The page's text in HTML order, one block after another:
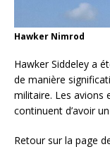
Hawker Nimrod
Hawker Siddeley a
de manière
militaire. Les avions
continuent d’avoir
Retour sur la page